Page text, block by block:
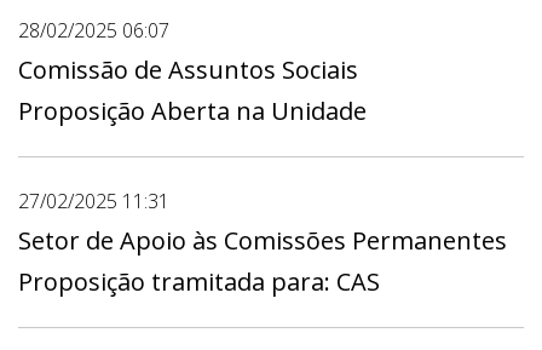
28/02/2025 06:07
Comissão de Assuntos Sociais
Proposição Aberta na Unidade
27/02/2025 11:31
Setor de Apoio às Comissões Permanentes
Proposição tramitada para: CAS